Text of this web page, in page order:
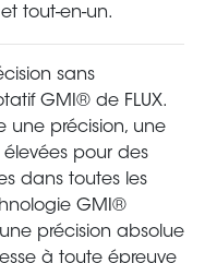
tout-en-un.
sans
GMI® de FLUX.
une précision, une
pour des
dans toutes les
GMI®
précision absolue
à toute épreuve